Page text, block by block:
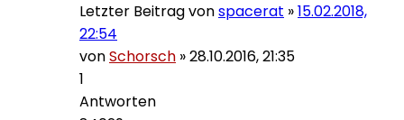
Letzter Beitrag vonspacerat »15.02.2018,
22:54
vonSchorsch »28.10.2016, 21:35
1
Antworten